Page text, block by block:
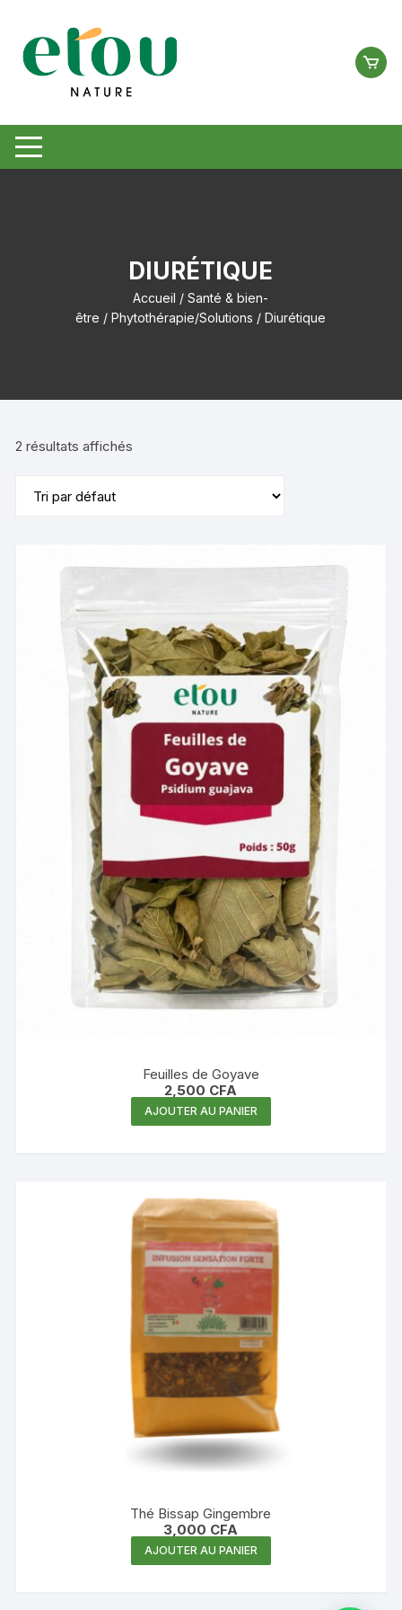
contenu
DIURÉTIQUE
Accueil /Santé & bien-
être /Phytothérapie/Solutions / Diurétique
2 résultats affichés
Feuilles de Goyave
2,500 CFA
AJOUTER AU PANIER
Thé Bissap Gingembre
3,000 CFA
AJOUTER AU PANIER